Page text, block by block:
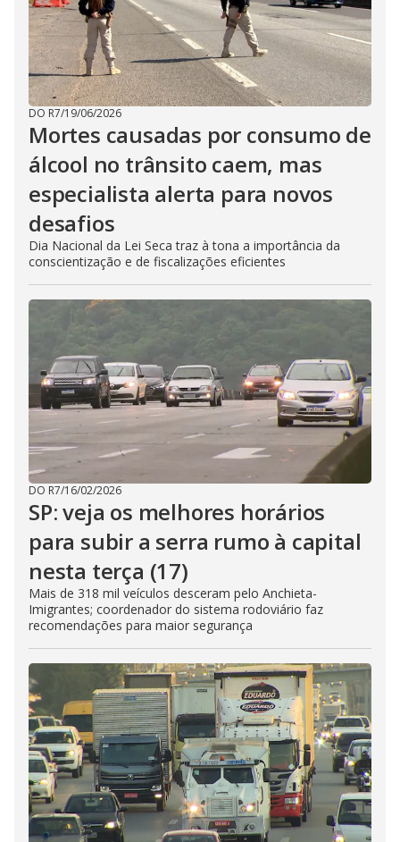
DO R7/19/06/2026
Mortes causadas por consumo de
álcool no trânsito caem, mas
especialista alerta para novos
desafios
Dia Nacional da Lei Seca traz à tona a importância da
conscientização e de fiscalizações eficientes
DO R7/16/02/2026
SP: veja os melhores horários
para subir a serra rumo à capital
nesta terça (17)
Mais de 318 mil veículos desceram pelo Anchieta-
Imigrantes; coordenador do sistema rodoviário faz
recomendações para maior segurança